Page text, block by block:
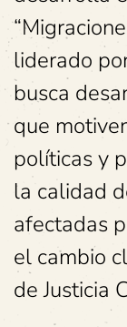
liderado
busca
que
políticas y
la calidad
afectadas
el cambio
de Justicia